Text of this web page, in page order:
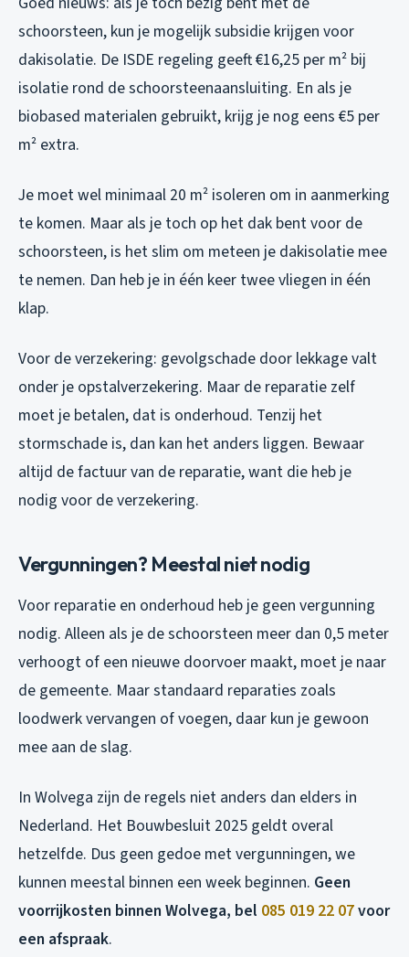
schoorsteen, kun je mogelijk subsidie krijgen voor
dakisolatie. De ISDE regeling geeft €16,25 per m² bij
isolatie rond de schoorsteenaansluiting. En als je
biobased materialen gebruikt, krijg je nog eens €5 per
m² extra.
Je moet wel minimaal 20 m² isoleren om in aanmerking
te komen. Maar als je toch op het dak bent voor de
schoorsteen, is het slim om meteen je dakisolatie mee
te nemen. Dan heb je in één keer twee vliegen in één
klap.
Voor de verzekering: gevolgschade door lekkage valt
onder je opstalverzekering. Maar de reparatie zelf
moet je betalen, dat is onderhoud. Tenzij het
stormschade is, dan kan het anders liggen. Bewaar
altijd de factuur van de reparatie, want die heb je
nodig voor de verzekering.
Vergunningen? Meestal niet nodig
Voor reparatie en onderhoud heb je geen vergunning
nodig. Alleen als je de schoorsteen meer dan 0,5 meter
verhoogt of een nieuwe doorvoer maakt, moet je naar
de gemeente. Maar standaard reparaties zoals
loodwerk vervangen of voegen, daar kun je gewoon
mee aan de slag.
In Wolvega zijn de regels niet anders dan elders in
Nederland. Het Bouwbesluit 2025 geldt overal
hetzelfde. Dus geen gedoe met vergunningen, we
kunnen meestal binnen een week beginnen. Geen
voorrijkosten binnen Wolvega, bel 085 019 22 07voor
een afspraak.